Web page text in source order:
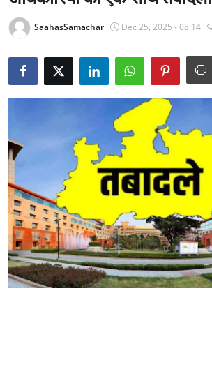
Epaper
लाइफस्टाइल
टेक
SaahasSamachar Dec 25, 2025 - 08:14